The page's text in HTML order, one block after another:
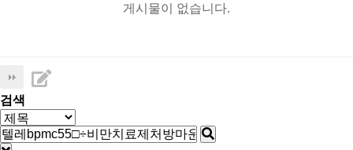
게시물이 없습니다.
검색